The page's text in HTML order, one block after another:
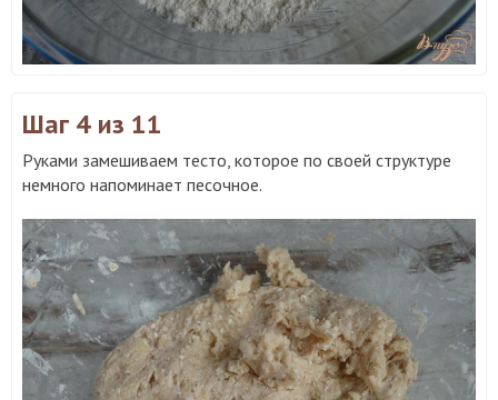
Шаг 4 из 11
Руками замешиваем тесто, которое по своей структуре
немного напоминает песочное.